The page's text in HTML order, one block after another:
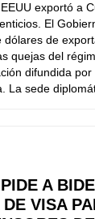
exportó a
El
de
quejas del
difundida
La sede
A
VISA